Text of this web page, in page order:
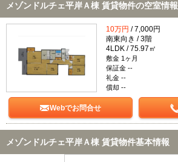
メゾンドルチェ平岸Ａ棟 賃貸物件の空室情報
10万円 / 7,000円
南東向き / 3階
4LDK / 75.97㎡
敷金 1ヶ月
保証金 --
礼金 --
償却 --
Webでお問合せ
メゾンドルチェ平岸Ａ棟 賃貸物件基本情報